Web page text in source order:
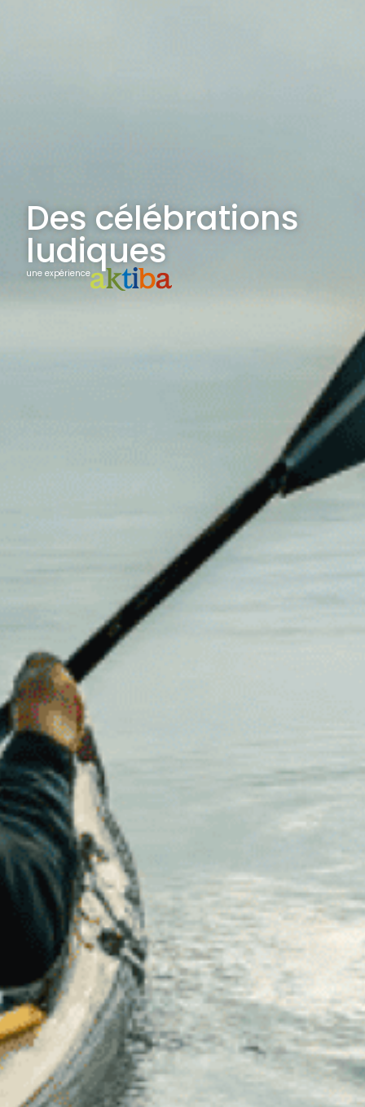
Des célébrations
ludiques
une expérience